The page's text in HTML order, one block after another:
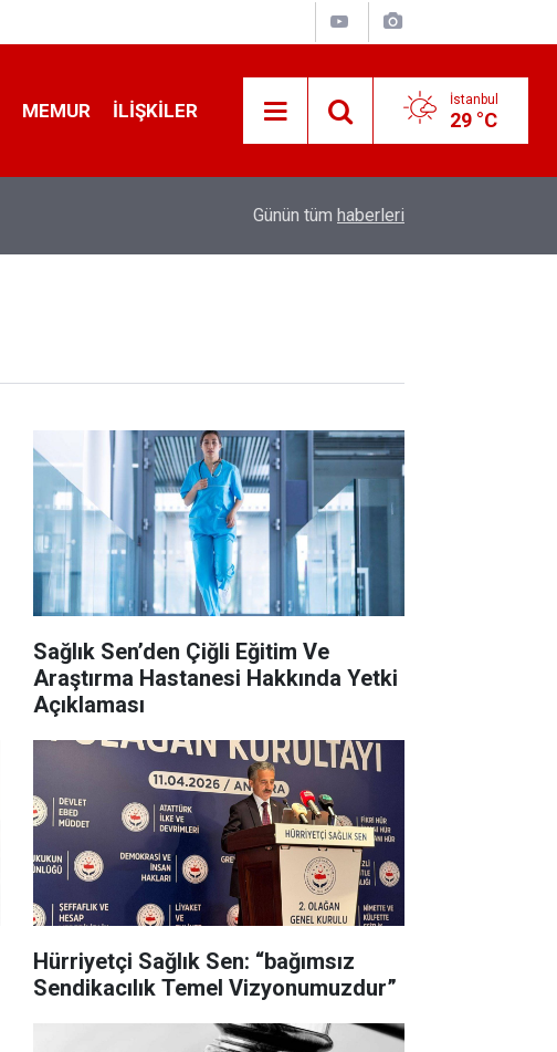
MEMUR İLIŞKILER İstanbul
29 °C
İ̇zmir 112’de Kan Donduran İ̇ddialar!
Günün tüm haberleri
Sağlık Sen’den Çiğli Eğitim Ve
Araştırma Hastanesi Hakkında Yetki
Açıklaması
Hürriyetçi Sağlık Sen: “bağımsız
Sendikacılık Temel Vizyonumuzdur”